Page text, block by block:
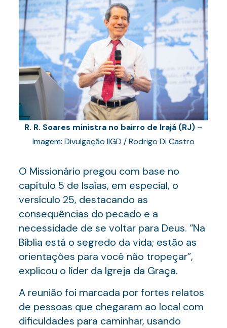
R. R. Soares ministra no bairro de Irajá (RJ) –
Imagem: Divulgação IIGD / Rodrigo Di Castro
O Missionário pregou com base no
capítulo 5 de Isaías, em especial, o
versículo 25, destacando as
consequências do pecado e a
necessidade de se voltar para Deus. “Na
Bíblia está o segredo da vida; estão as
orientações para você não tropeçar”,
explicou o líder da Igreja da Graça.
A reunião foi marcada por fortes relatos
de pessoas que chegaram ao local com
dificuldades para caminhar, usando